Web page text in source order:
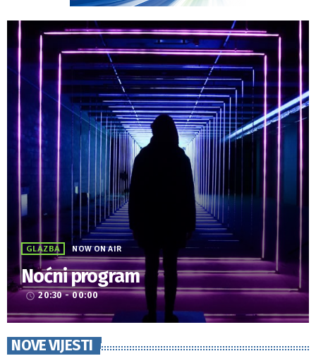
GLAZBA NOW ON AIR
Noćni program
access_time 20:30 - 00:00
NOVE VIJESTI